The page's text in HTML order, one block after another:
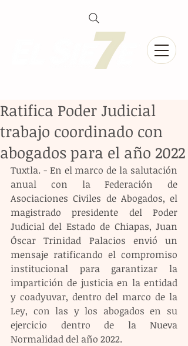
Ratifica Poder Judicial
trabajo coordinado con
abogados para el año 2022
Tuxtla. - En el marco de la salutación
anual con la Federación de
Asociaciones Civiles de Abogados, el
magistrado presidente del Poder
Judicial del Estado de Chiapas, Juan
Óscar Trinidad Palacios envió un
mensaje ratificando el compromiso
institucional para garantizar la
impartición de justicia en la entidad
y coadyuvar, dentro del marco de la
Ley, con las y los abogados en su
ejercicio dentro de la Nueva
Normalidad del año 2022.